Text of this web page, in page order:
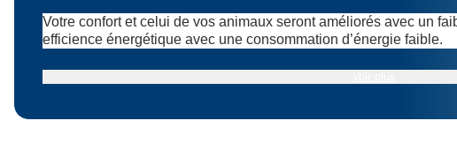
Votre confort et celui de vos animaux seront améliorés avec un
efficience énergétique avec une consommation d’énergie faible.